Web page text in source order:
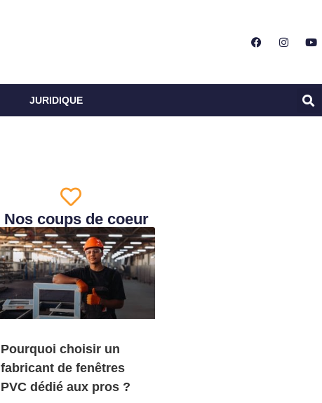
JURIDIQUE
Nos coups de coeur
Pourquoi choisir un
fabricant de fenêtres
PVC dédié aux pros ?